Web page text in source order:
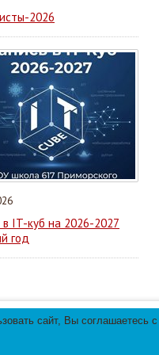
2026
в IT-куб на 2026-2027
год
сайт, Вы соглашаетесь
cookies для